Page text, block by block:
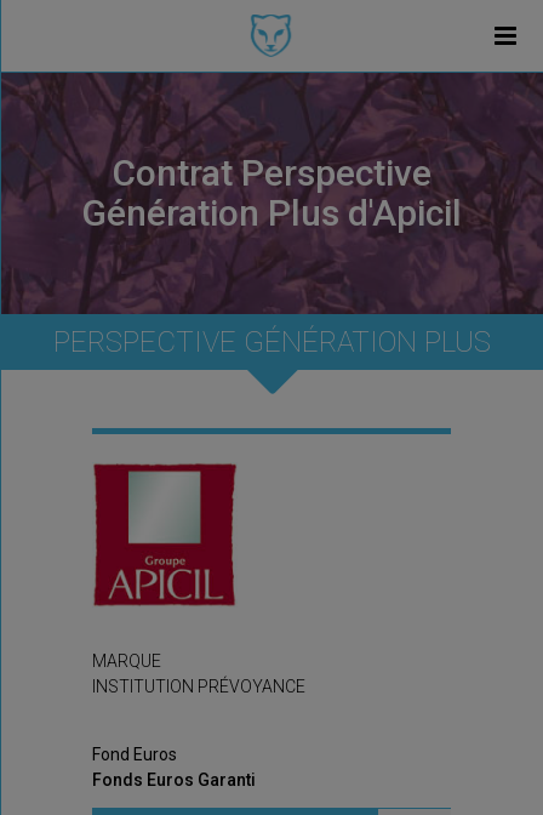
Contrat Perspective
Génération Plus d'Apicil
PERSPECTIVE GÉNÉRATION PLUS
MARQUE
INSTITUTION PRÉVOYANCE
Fond Euros
Fonds Euros Garanti